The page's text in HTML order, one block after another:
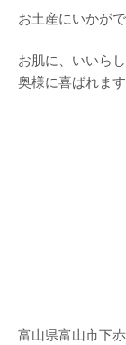
お土産にいかが
お肌に、いいらし
奥様に喜ばれま
富山県富山市下